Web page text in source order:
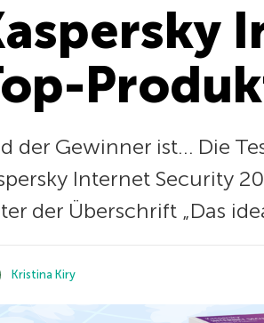
der Gewinner ist… Die
Internet Security
der Überschrift „Das
Kristina Kiry